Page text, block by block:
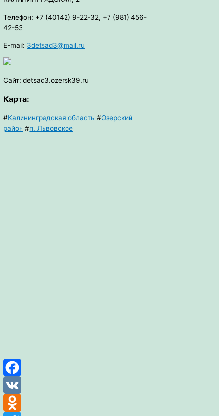
Телефон: +7 (40142) 9-22-32, +7 (981) 456-
42-53
E-mail: 3detsad3@mail.ru
Сайт: detsad3.ozersk39.ru
Карта:
#Калининградская область #Озерский
район #п. Львовское
Facebook
VK